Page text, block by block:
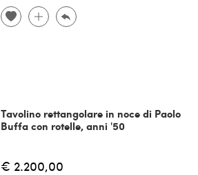
Tavolino rettangolare in noce di Paolo
Buffa con rotelle, anni '50
€ 2.200,00